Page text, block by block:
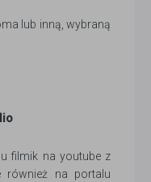
lub inną, wybraną
filmik na youtube z
również na portalu